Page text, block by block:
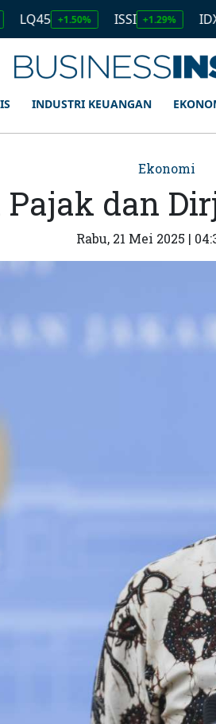
+1.50% ISSI +1.29% IDX30
INDUSTRI KEUANGAN
Ekonomi
Pajak dan
Rabu, 21 Mei 2025 |